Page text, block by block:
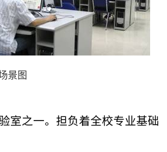
景图
室之一。担负着全校专业基础